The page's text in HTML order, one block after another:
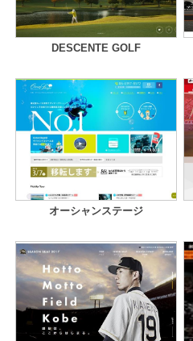
DESCENTE GOLF
オーシャンステージ